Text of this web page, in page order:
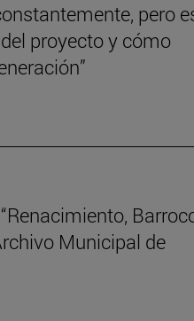
pero
proyecto y cómo
Municipal de